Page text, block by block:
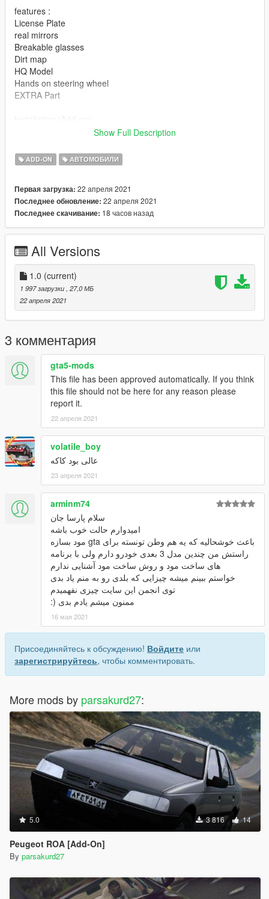
features :
License Plate
real mirrors
Breakable glasses
Dirt map
HQ Model
Hands on steering wheel
EXTRA Part
\mods\update/Update.rpf/common/data/dlclist.meta
Thanks
Channel Telegram : @Persian_Gta_mods
Show Full Description
ADD-ON АВТОМОБИЛИ
Первая загрузка: 22 апреля 2021
Последнее обновление: 22 апреля 2021
Последнее скачивание: 18 часов назад
All Versions
1.0 (current)
1 997 загрузки , 27,0 МБ
22 апреля 2021
3 комментария
gta5-mods
This file has been approved automatically. If you think
this file should not be here for any reason please
report it.
22 апреля 2021
volatile_boy
عالی بود کاکه
23 апреля 2021
arminm74
سلام پارسا جان
امیدوارم حالت خوب باشه
باعث خوشحالیه که یه هم وطن تونسته برای gta مود بسازه
راستش من چندین مدل 3 بعدی خودرو دارم ولی با برنامه
های ساخت مود و روش ساخت مود آشنایی ندارم
خواستم ببینم میشه چیزایی که بلدی رو به منم یاد بدی
توی انجمن این سایت چیزی نفهمیدم
ممنون میشم یادم بدی (:
16 мая 2021
Присоединяйтесь к обсуждению! Войдите или
зарегистрируйтесь, чтобы комментировать.
More mods by parsakurd27:
5.0 3 816 14
Peugeot ROA [Add-On]
By parsakurd27